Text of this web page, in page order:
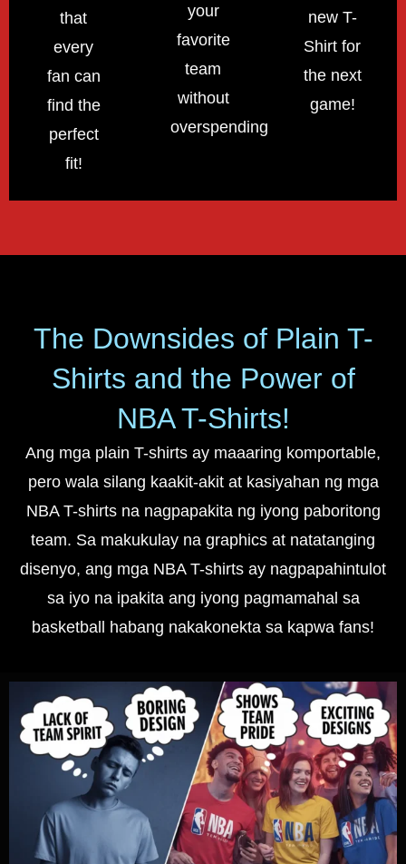
that
every
fan can
find the
perfect
fit!
your
favorite
team
without
overspending!
new T-
Shirt for
the next
game!
The Downsides of Plain T-
Shirts and the Power of
NBA T-Shirts!
Ang mga plain T-shirts ay maaaring komportable,
pero wala silang kaakit-akit at kasiyahan ng mga
NBA T-shirts na nagpapakita ng iyong paboritong
team. Sa makukulay na graphics at natatanging
disenyo, ang mga NBA T-shirts ay nagpapahintulot
sa iyo na ipakita ang iyong pagmamahal sa
basketball habang nakakonekta sa kapwa fans!